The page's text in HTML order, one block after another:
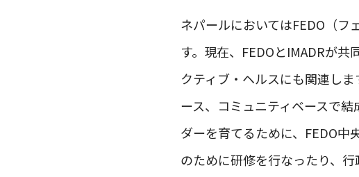
ネパールにおいてはFEDO（フ
す。現在、FEDOとIMADRが
クティブ・ヘルスにも関連し
ース、コミュニティベースで
ダーを育てるために、FEDO中
のために研修を行なったり、